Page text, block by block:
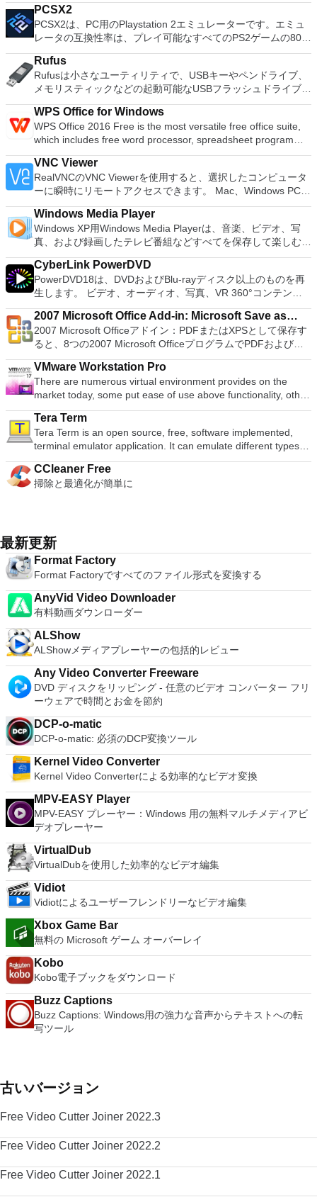
ィションのサイズ変更/移動システムドライブを拡張するディ
スクとパーティションをコピーパーティションをマージ分割パ
ーティション空き領域を再分配するダイナミックディスクの変
換パーティションを回復する
tapes and records into digital recordings or CDs. Edit Ogg
Vorbis, MP3, WAV or AIFF sound files. Cut, copy, splice or mix
sounds together. Change the speed or pitch of a recording.
Add new effects with LADSPA plug-ins. And more!
PCSX2
PCSX2は、PC用のPlaystation 2エミュレーターです。エミュ
レータの互換性率は、プレイ可能なすべてのPS2ゲームの80％
以上を誇っています。かなり強力なコンピューターを所有して
いる場合、PCSX2は優れたエミュレーターです。また、この
アプリケーションはローエンドコンピューターのサポートも提
供するため、Playstation 2コンソールのすべての所有者は、
PCで動作するゲームを見ることができます。 PCSX2エミュレ
ーターを使用すると、PS2コントローラーを使用して、本物の
プレイステーション体験をシミュレートできます。このアプリ
ケーションでは、ディスクからゲームを直接実行することも、
ハードドライブからISOイメージとして実行することもできま
す。 主な機能は次のとおりです。 Savestates：ボタンを1つ
押すだけで、ゲームの現在の「状態」を保存できます。 無制
限のメモリーカード：好きなだけメモリーカードを保存でき、
8MBから64MBまでの単一の物理カードに制限されなくなりま
した。 高解像度グラフィックス：PCSX2を使用すると、
1080pまたは4K HDでゲームをプレイできます。 全体とし
ゲームを高い精度でエミュレートでき、Windowsとエミュレ
ーターを切り替えることができます。欠点は、高速ゲームに苦
労し、時々フリーズまたはクラッシュすることです。* PCSX2
を使用するには、コンソールから抽出できるPlaystation 2
BIOSが必要です。
Rufus
Rufusは小さなユーティリティで、USBキーやペンドライブ、
メモリスティックなどの起動可能なUSBフラッシュドライブを
フォーマットおよび作成できます。 Rufusは、次のシナリオで
役立ちます。 Windows、Linux、およびUEFI用の起動可能な
ISOからUSBインストールメディアを作成する必要がある場
合。 OSがインストールされていないシステムで作業する必要
がある場合。 BIOSまたはその他のファームウェアをDOSから
フラッシュする必要がある場合。 低レベルのユーティリティ
を実行する必要がある場合。 Rufusは次の* ISOで動作しま
す：Arch Linux、Archbang、BartPE / pebuilder、CentOS、
Damn Small Linux、Fedora、FreeDOS、Gentoo、
gNewSense、Hiren&#39;s Boot CD、LiveXP、Knoppix、
Kubuntu、Linux Mint、NT Password Registry Editor、
OpenSUSE、Parted Magic、Slackware、Tails、Trinity
Rescue Kit、Ubuntu、Ultimate Boot CD、Windows XP（SP2
以降）、Windows Server 2003 R2、Windows Vista、
Windows 7、Windows 8。 *このリストは完全ではありませ
ア語、マレーシア語、セシュティナ、ダンスク、ドイツ語、英
語、スペイン語、フランス語、フルバツキー、イタリア語、ラ
トヴィエシュ、リエトゥビウ、マジャール、オランダ、ノルス
ク、ポルスキ、ポルトガル、ポルトガル、スロヴェンスキー、
スロベンツキー、スロヴェンスキーSrpski、Suomi、
Svenska、Türkçe。
WPS Office for Windows
WPS Office 2016 Free is the most versatile free office suite,
which includes free word processor, spreadsheet program
and presentation maker. With these three programs you will
easily be able to deal with any office related tasks. WPS
Office 2016 Free has multiple language support for English,
French, German, Spanish, Portuguese,Russian and Polish
languages. To switch between languages requires only a
single click! Despite being a free suite, WPS Office comes
with many innovative features, such as the paragraph
adjustment tool and multiple tabbed feature. It also has a PDF
converter, spell check and word count feature. WPS Office
2016 Personal Edition supports switching language UI,File
Roaming and Docer online templates. Key features include:
Writer Efficient word processor. Presentation Multimedia
presentations creator. Spreadsheets Powerful tool for data
processing and analysis. 100% compatible with MS Office
document file types (.docx, .pptx, .xlsx, etc.). Thousands of
support (iOS and Android). WPS Cloud Storage included.
Although it is a free suite, WPS Office 2016 Free comes with
many innovative features, including a useful a paragraph
adjustment tool int he Writer program. It has an Office to PDF
converter, automatic spell checking and word count features.
It also has some neat tools such as the Watermark in
document, and converting PowerPoint to Word document
support. Overall, WPS Office 2016 Free is a good alternative
to Microsoft's offering. The Writer program is a versatile word
processor; the Presentation program is an easy to use and
VNC Viewer
RealVNCのVNC Viewerを使用すると、選択したコンピュータ
ーに瞬時にリモートアクセスできます。 Mac、Windows PC、
またはLinuxマシン、世界中のどこからでも。 VNC Viewerを
使用すると、コンピューターのデスクトップを表示したり、コ
ンピューターの前に直接座っているかのようにマウスとキーボ
ードを制御したりできます。 VNC Viewerは、インストールと
使用が簡単です。制御したいデバイスでインストーラーを実行
し、指示に従ってください。オプションで、Windowsでのリ
モート展開に使用可能なMSIがあります。デスクトッププラッ
トフォームにVNC Viewerをインストールする権限がない場合
は、スタンドアロンオプションを選択する必要があります。
主な機能は次のとおりです。 クラウドサービスを介してVNC
Connectを実行しているコンピューターに接続します。 Apple
Screen Sharing（ARD）などのサードパーティ製のVNC互換
ソフトウェアを実行しているコンピューターに直接接続しま
す。 各デバイスでVNC Viewerにサインインして、すべてのデ
バイス間の接続をバックアップおよび同期します。 仮想キー
の高度なキーが含まれています。 Bluetoothキーボードのサポ
ート。 VNC Connectサブスクリプションには、無料、有料、
試用の3つのバージョンがあります。 制御する必要のあるマシ
ンごとに、RealVNCのWebサイトにアクセスして、各コンピ
ューターにVNC Connectをダウンロードするだけです。次
に、RealVNCアカウントの資格情報を使用して、ローカルマ
はすぐに各コンピューターをパスワードで保護します。コンピ
ューターへのログインに使用するのと同じユーザー名とパスワ
ードを入力するだけです。 WIN 7,8,8.1,10をサポートしま
す。 VNC ViewerのMacバージョンをお探しですか？ここから
ダウンロード
Windows Media Player
Windows XP用Windows Media Playerは、音楽、ビデオ、写
真、および録画したテレビ番組などすべてを保存して楽しむ最
適な機能を搭載しています。 再生、表示、外出先で楽しむた
めのポータブル デバイスとの同期、さらには家中のデバイス
との共有も、すべて1か所で行えます。 シンプルなデザイン -
まったく新しい外観でデジタル エンターテイメントを楽しめ
ます。 大好きな音楽をより多く - デジタル音楽体験がさらに
楽しくなります。 エンターテイメントをすべて1つの場所に -
音楽、ビデオ、写真、録画したテレビ番組をすべて保存して楽
しめます。 どこでも楽しめる - どこにいても音楽、ビデオ、
写真にアクセスできます。
CyberLink PowerDVD
PowerDVD18は、DVDおよびBlu-rayディスク以上のものを再
生します。 ビデオ、オーディオ、写真、VR 360°コンテン
ツ、さらにはYouTubeやVimeoにとっても、PowerDVD18は重
要なエンターテイメントの仲間です。 Ultra HD HDR TVとサ
ラウンドサウンドシステムの可能性を解き放ち、360°ビデオ
の増え続けるコレクションへのアクセスで仮想世界に没頭する
か、PCまたはラップトップでの比類のない再生サポートと独
自の強化により、どこにいても簡単にリラックスできます。
新機能は次のとおりです。 4K DHR向けに最適化 Ultra HD
Blu-ray、4K、HEVC / H.265およびHDR10コンテンツをサポー
ト全画面モードで21：9モニターで2.35：1の映画を見る常時
オンのミニビューでYouTubeライブを見る YouTubeおよび
Vimeoで4K HDRおよび360ビデオを再生 VRエクスペリエンス
の向上：Microsoft Mixed Realityヘッドセット、HTC、VIVE、
およびOculus Riftをサポート Fire TVとキャストのサポート
注：これは商用トライアルです。
2007 Microsoft Office Add-in: Microsoft Save as
PDF or XPS
2007 Microsoft Officeアドイン：PDFまたはXPSとして保存す
ると、8つの2007 Microsoft OfficeプログラムでPDFおよび
XPS形式にエクスポートして保存できます。このツールを使用
すると、これらのプログラムのサブセットでPDF形式および
XPS形式の電子メール添付ファイルとして送信することもでき
ます（特定の機能はプログラムによって異なります）。 この
ダウンロードは、次のOfficeプログラムで動作します。
Microsoft Office Access 2007。 Microsoft Office Excel 2007。
Microsoft Office InfoPath 2007。 Microsoft Office OneNote
2007。 Microsoft Office PowerPoint 2007。 Microsoft Office
Publisher 2007。 Microsoft Office Visio 2007。 Microsoft
Office Word 2007。 2007 Microsoft Officeプログラムのこの
Microsoft Save as PDFまたはXPSアドインは、2007 Microsoft
ステム。 Windows Server 2003、Windows Vista、Windows
XP Service Pack 2。
VMware Workstation Pro
There are numerous virtual environment provides on the
market today, some put ease of use above functionality, other
place integration above stability. VMware Workstation Pro is
the easiest to use, the fastest and the most reliable app when
it comes to evaluating a new OS, or new software apps and
patches, in an isolated and safe virtualized environment. Key
Features include: Powerful 3D Graphics - DirectX 10* and
OpenGL 3.3 support. VMware Compatibility - Create one; Run
anywhere on VMware software. vSphere and vCloud Air
virtual machines. Latest Hardware Support - Broadwell and
Haswell CPU support. Enterprise Quality Virtual Machines -
16 vCPUs, 8TB virtual disks, and 64GB memory. Enhanced
IPv6 Support - IPv6-to-IPv4 NAT (6to4 and 4to6). Virtual
Machine Video Memory - Up to 2GB. Enhanced Connectivity -
USB 3.0, Bluetooth, HD audio, printers, and Skype support.
VMware Workstation Pro is a perfect choice for those of you
who are a little skeptical about making the leap over to
Windows 10. By utilizing an app like this, you'll get to try out
all of Windows 10's new features in a safe sandboxed
environment, without the need to install the OS natively.
VMware Workstation Pro doesn't just support Microsofts OS,
you can also install Linux VMs, including Ubuntu, Red Hat,
Fedora, and lots of other distributions as well. Overall,
Workstation Pro offers high performance, strong reliability,
and cutting edge features that make it stand out from the
crowd. The full version is a little pricey, but you do get what
Tera Term
Tera Term is an open source, free, software implemented,
terminal emulator application. It can emulate different types of
computer terminals, from DEC VT100 to DEC VT382, and it
supports telnet, SSH 1 & 2 and serial port connections. It also
has a built-in macro scripting language and some other useful
a useful application, which allows the connection to any
remote Telnet or SSH hosts. It sports a clean and crisp layout
that is easy to work with. The application does not take a long
time to wrap your head around and is also very light on
system resources. So, if you need a free terminal emulator,
which is easy to master and supports remote Telnet or SSH
host connections then Tera Term is a good choice.
CCleaner Free
掃除と最適化が簡単に
最新更新
Format Factory
Format Factoryですべてのファイル形式を変換する
AnyVid Video Downloader
有料動画ダウンローダー
ALShow
ALShowメディアプレーヤーの包括的レビュー
Any Video Converter Freeware
DVD ディスクをリッピング - 任意のビデオ コンバーター フリ
ーウェアで時間とお金を節約
DCP-o-matic
DCP-o-matic: 必須のDCP変換ツール
Kernel Video Converter
Kernel Video Converterによる効率的なビデオ変換
MPV-EASY Player
MPV-EASY プレーヤー：Windows 用の無料マルチメディアビ
デオプレーヤー
VirtualDub
VirtualDubを使用した効率的なビデオ編集
Vidiot
Vidiotによるユーザーフレンドリーなビデオ編集
Xbox Game Bar
無料の Microsoft ゲーム オーバーレイ
Kobo
Kobo電子ブックをダウンロード
Buzz Captions
Buzz Captions: Windows用の強力な音声からテキストへの転
写ツール
古いバージョン
Free Video Cutter Joiner 2022.3
Free Video Cutter Joiner 2022.2
Free Video Cutter Joiner 2022.1